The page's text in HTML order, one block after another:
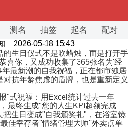
测名 抽签 起名 配对
2026-05-18 15:43
的生日仪式不是吹蜡烛，而是打开手
喜你，又成功收集了365张名为'经
最新潮的自我祝福，正在都市独居
抗年龄焦虑的盾牌，也是重新定义
"式祝福：用Excel统计过去一年
最终生成"您的人生KPI超额完成
把生日变成"自我颁奖礼"，在浴室镜
佳幸存者''情绪管理大师''外卖点单